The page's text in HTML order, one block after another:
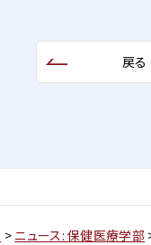
戻る
> ニュース: 保健医療学部